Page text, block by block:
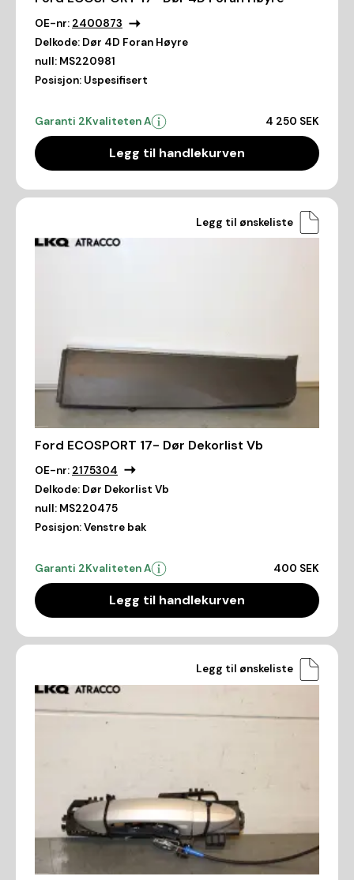
OE-nr: 2400873
Delkode: Dør 4D Foran Høyre
null: MS220981
Posisjon: Uspesifisert
Garanti 2Kvaliteten A 4 250 SEK
Legg til handlekurven
Legg til ønskeliste
Ford ECOSPORT 17- Dør Dekorlist Vb
OE-nr: 2175304
Delkode: Dør Dekorlist Vb
null: MS220475
Posisjon:Venstre bak
Garanti 2Kvaliteten A 400 SEK
Legg til handlekurven
Legg til ønskeliste